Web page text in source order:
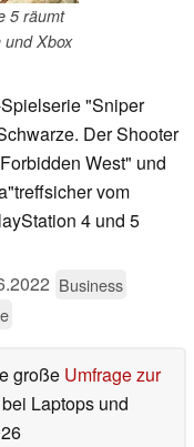
5 räumt
Xbox
"Sniper
Der Shooter
West" und
vom
4 und 5
Business
große Umfrage zur
Laptops und